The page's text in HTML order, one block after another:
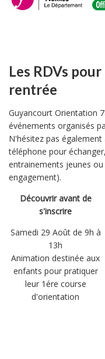
Les RDVs
rentrée
Guyancourt Orientation
événements organisés
N'hésitez pas
téléphone pour
entrainements jeunes
engagement).
Découvrir avant de
s'inscrire
Samedi 29 Août de 9h à
13h
Animation destinée aux
enfants pour pratiquer
leur 1ére course
d'orientation